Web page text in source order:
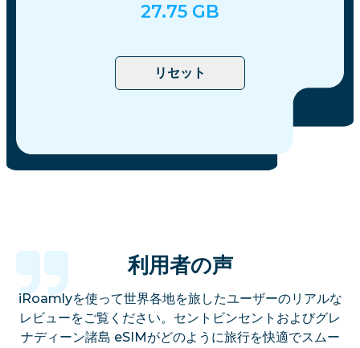
27.75 GB
リセット
利用者の声
iRoamlyを使って世界各地を旅したユーザーのリアルな
レビューをご覧ください。セントビンセントおよびグレ
ナディーン諸島 eSIMがどのように旅行を快適でスムー